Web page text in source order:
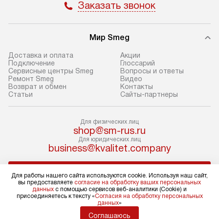
упакованный товар до подъезда.
Если вам необходимо доставить
покупку до двери вашей квартиры
или места установки, пожалуйста,
предварительно согласуйте это
Обратите внимание на размеры
товара: например, если габариты
холодильника не позволяют
пронести его через дверной проем,
сотрудники транспортной службы
не имеют права производить
демонтаж дверцы, ручек или других
выступающих элементов, так как
монтаж не
коммуникаций,
материалы,
и
Заказать звонок
Мир Smeg
Доставка и оплата
Подключение
Сервисные центры Smeg
Ремонт Smeg
Возврат и обмен
Статьи
Акции
Глоссарий
Вопросы и ответы
Видео
Контакты
Сайты-партнеры
Для физических лиц
shop@sm-rus.ru
Для юридических лиц
business@kvalitet.company
Политика конфиденциальности
Условия продажи
Карта сайта
Для работы нашего сайта используются cookie. Используя наш сайт,
вы предоставляете согласие на обработку ваших персональных
данных с помощью сервисов веб-аналитики (Cookie) и
присоединяетесь к тексту «Согласия на обработку персональных
данных»
Соглашаюсь